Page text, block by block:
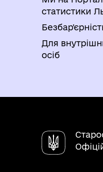
статистики
Для
осіб